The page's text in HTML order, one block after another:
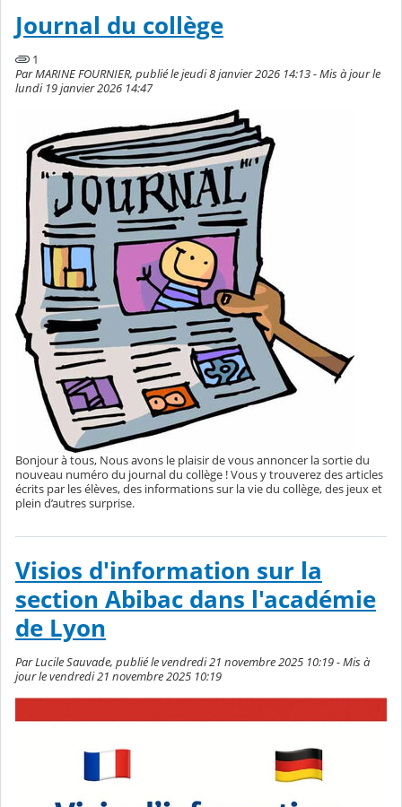
Journal du collège
1
Par MARINE FOURNIER, publié le jeudi 8 janvier 2026 14:13 - Mis à jour le
lundi 19 janvier 2026 14:47
Bonjour à tous, Nous avons le plaisir de vous annoncer la sortie du
nouveau numéro du journal du collège ! Vous y trouverez des articles
écrits par les élèves, des informations sur la vie du collège, des jeux et
plein d’autres surprise.
Visios d'information sur la
section Abibac dans l'académie
de Lyon
Par Lucile Sauvade, publié le vendredi 21 novembre 2025 10:19 - Mis à
jour le vendredi 21 novembre 2025 10:19